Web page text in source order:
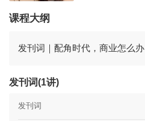
课程大纲
发刊词｜配角时代，商业怎么办
发刊词(1讲)
发刊词